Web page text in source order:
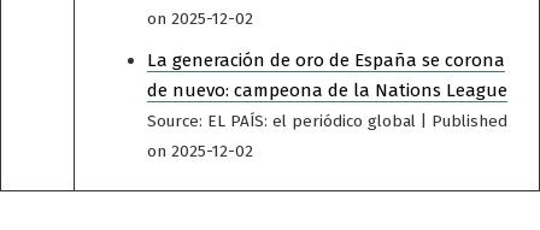
on 2025-12-02
La generación de oro de España se corona
de nuevo: campeona de la Nations League
Source: EL PAÍS: el periódico global
Published
on 2025-12-02